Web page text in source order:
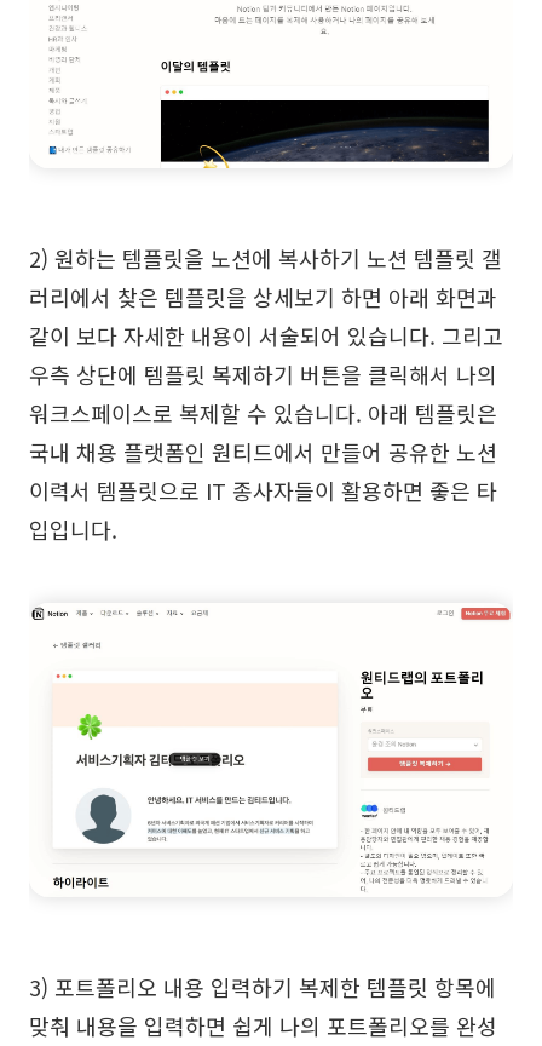
2) 원하는 템플릿을 노션에 복사하기 노션 템플릿 갤
러리에서 찾은 템플릿을 상세보기 하면 아래 화면과
같이 보다 자세한 내용이 서술되어 있습니다. 그리고
우측 상단에 템플릿 복제하기 버튼을 클릭해서 나의
워크스페이스로 복제할 수 있습니다. 아래 템플릿은
국내 채용 플랫폼인 원티드에서 만들어 공유한 노션
이력서 템플릿으로 IT 종사자들이 활용하면 좋은 타
입입니다.
3) 포트폴리오 내용 입력하기 복제한 템플릿 항목에
맞춰 내용을 입력하면 쉽게 나의 포트폴리오를 완성